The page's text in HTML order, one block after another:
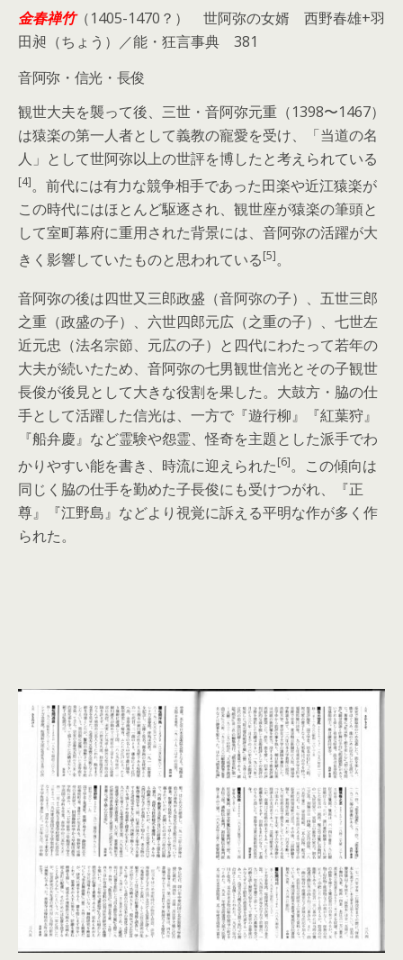
金春禅竹（1405-1470？） 世阿弥の女婿 西野春雄+羽
田昶（ちょう）／能・狂言事典 381
音阿弥・信光・長俊
観世大夫を襲って後、三世・音阿弥元重（1398〜1467）
は猿楽の第一人者として義教の寵愛を受け、「当道の名
人」として世阿弥以上の世評を博したと考えられている
[4]。前代には有力な競争相手であった田楽や近江猿楽が
この時代にはほとんど駆逐され、観世座が猿楽の筆頭と
して室町幕府に重用された背景には、音阿弥の活躍が大
きく影響していたものと思われている[5]。
音阿弥の後は四世又三郎政盛（音阿弥の子）、五世三郎
之重（政盛の子）、六世四郎元広（之重の子）、七世左
近元忠（法名宗節、元広の子）と四代にわたって若年の
大夫が続いたため、音阿弥の七男観世信光とその子観世
長俊が後見として大きな役割を果した。大鼓方・脇の仕
手として活躍した信光は、一方で『遊行柳』『紅葉狩』
『船弁慶』など霊験や怨霊、怪奇を主題とした派手でわ
かりやすい能を書き、時流に迎えられた[6]。この傾向は
同じく脇の仕手を勤めた子長俊にも受けつがれ、『正
尊』『江野島』などより視覚に訴える平明な作が多く作
られた。